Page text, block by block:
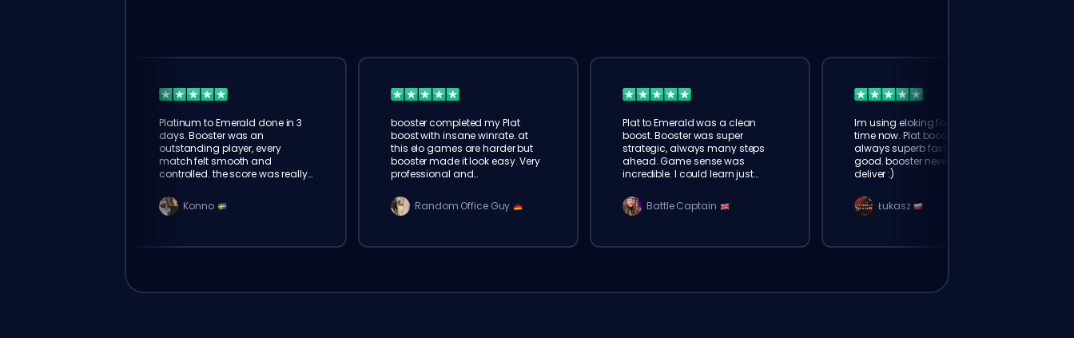
Platinum to Emerald done in 3
days. Booster was an
outstanding player, every
match felt smooth and
controlled. the score was really
Konno
booster completed my Plat
boost with insane winrate. at
this elo games are harder but
booster made it look easy. Very
professional and
againRandom Office Guy
Plat to Emerald was a clean
boost. Booster was super
strategic, always many steps
ahead. Game sense was
incredible. I could learn just
Recommend!
Battle Captain
Im using eloking for maybe 4th
time now. Plat boost this time.
always superb fast friendly and
good. booster never fail to
deliver :)
Łukasz